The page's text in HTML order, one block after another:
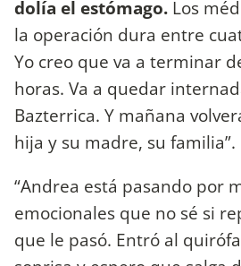
dolía el estómago. Los
la operación dura entre
Yo creo que va a terminar
horas. Va a quedar
Bazterrica. Y mañana
hija y su madre, su familia”.
“Andrea está pasando por
emocionales que no sé si
que le pasó. Entró al